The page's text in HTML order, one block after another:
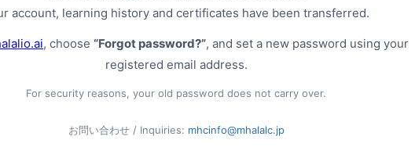
account, learning history and certificates have been transferred.
, choose “Forgot password?”, and set a new password using your
registered email address.
For security reasons, your old password does not carry over.
お問い合わせ / Inquiries: mhcinfo@mhalalc.jp